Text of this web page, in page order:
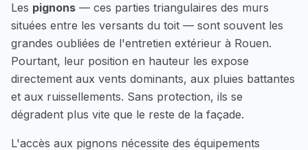
Les pignons — ces parties triangulaires des murs
situées entre les versants du toit — sont souvent les
grandes oubliées de l'entretien extérieur à Rouen.
Pourtant, leur position en hauteur les expose
directement aux vents dominants, aux pluies battantes
et aux ruissellements. Sans protection, ils se
dégradent plus vite que le reste de la façade.
L'accès aux pignons nécessite des équipements